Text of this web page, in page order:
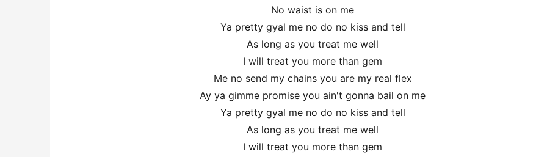
No waist is on me
Ya pretty gyal me no do no kiss and tell
As long as you treat me well
I will treat you more than gem
Me no send my chains you are my real flex
Ay ya gimme promise you ain't gonna bail on me
Ya pretty gyal me no do no kiss and tell
As long as you treat me well
I will treat you more than gem